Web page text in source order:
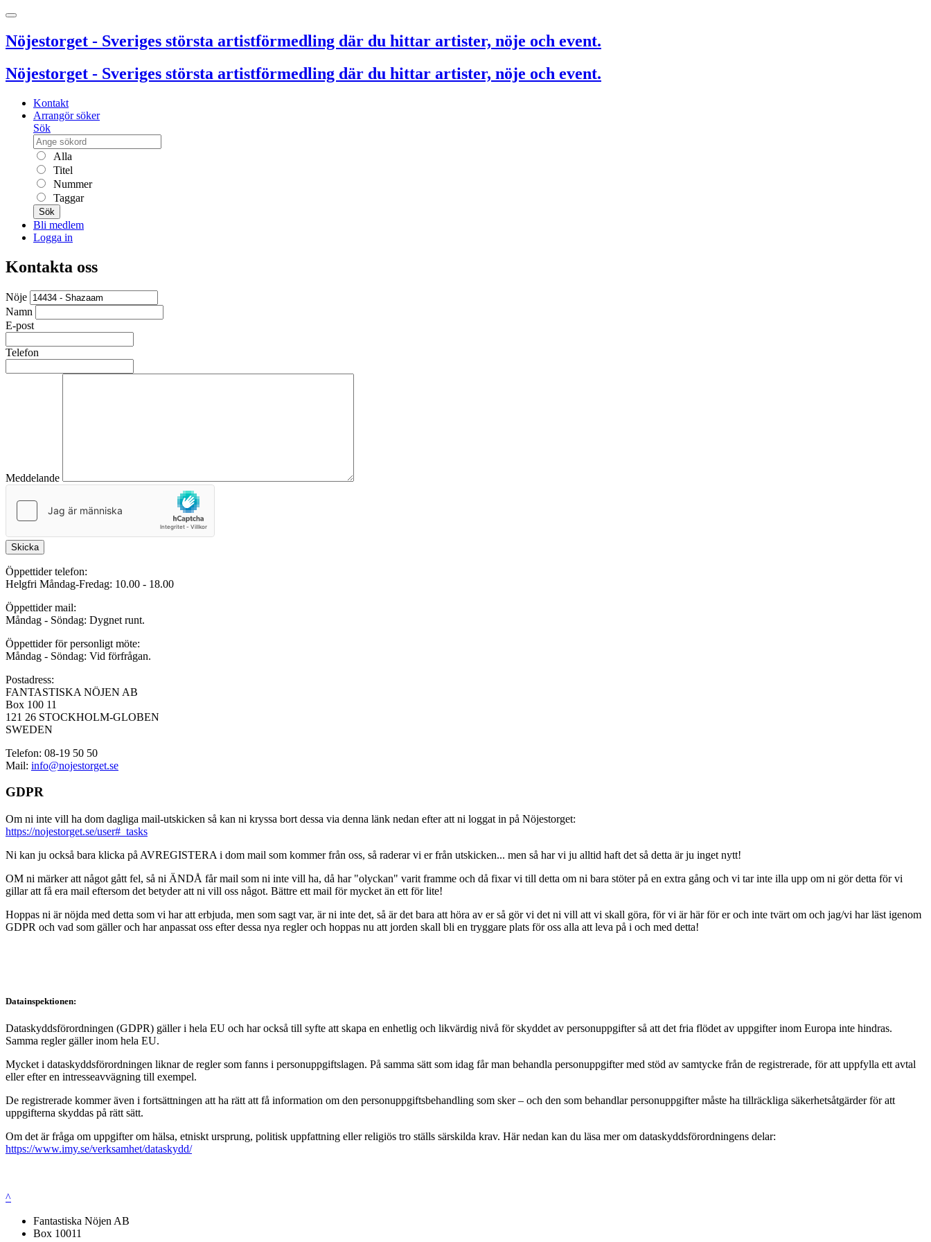
Nöjestorget - Sveriges största artistförmedling där du hittar artister, nöje och event.
Nöjestorget - Sveriges största artistförmedling där du hittar artister, nöje och event.
Kontakt
Arrangör söker
Sök
Alla
Titel
Nummer
Taggar
Sök
Bli medlem
Logga in
Kontakta oss
Nöje
Namn
E-post
Telefon
Meddelande
Skicka
Öppettider telefon:
Helgfri Måndag-Fredag: 10.00 - 18.00
Öppettider mail:
Måndag - Söndag: Dygnet runt.
Öppettider för personligt möte:
Måndag - Söndag: Vid förfrågan.
Postadress:
FANTASTISKA NÖJEN AB
Box 100 11
121 26 STOCKHOLM-GLOBEN
SWEDEN
Telefon: 08-19 50 50
Mail: info@nojestorget.se
GDPR
Om ni inte vill ha dom dagliga mail-utskicken så kan ni kryssa bort dessa via denna länk nedan efter att ni loggat in på Nöjestorget:
https://nojestorget.se/user#_tasks
Ni kan ju också bara klicka på AVREGISTERA i dom mail som kommer från oss, så raderar vi er från utskicken... men så har vi ju alltid haft det så detta är ju inget nytt!
OM ni märker att något gått fel, så ni ÄNDÅ får mail som ni inte vill ha, då har "olyckan" varit framme och då fixar vi till detta om ni bara stöter på en extra gång och vi tar inte illa upp om ni gör detta för vi
gillar att få era mail eftersom det betyder att ni vill oss något. Bättre ett mail för mycket än ett för lite!
Hoppas ni är nöjda med detta som vi har att erbjuda, men som sagt var, är ni inte det, så är det bara att höra av er så gör vi det ni vill att vi skall göra, för vi är här för er och inte tvärt om och jag/vi har läst igenom
GDPR och vad som gäller och har anpassat oss efter dessa nya regler och hoppas nu att jorden skall bli en tryggare plats för oss alla att leva på i och med detta!
Datainspektionen:
Dataskyddsförordningen (GDPR) gäller i hela EU och har också till syfte att skapa en enhetlig och likvärdig nivå för skyddet av personuppgifter så att det fria flödet av uppgifter inom Europa inte hindras.
Samma regler gäller inom hela EU.
Mycket i dataskyddsförordningen liknar de regler som fanns i personuppgiftslagen. På samma sätt som idag får man behandla personuppgifter med stöd av samtycke från de registrerade, för att uppfylla ett avtal
eller efter en intresseavvägning till exempel.
De registrerade kommer även i fortsättningen att ha rätt att få information om den personuppgiftsbehandling som sker – och den som behandlar personuppgifter måste ha tillräckliga säkerhetsåtgärder för att
uppgifterna skyddas på rätt sätt.
Om det är fråga om uppgifter om hälsa, etniskt ursprung, politisk uppfattning eller religiös tro ställs särskilda krav. Här nedan kan du läsa mer om dataskyddsförordningens delar:
https://www.imy.se/verksamhet/dataskydd/
^
Fantastiska Nöjen AB
Box 10011